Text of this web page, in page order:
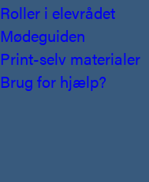
Roller i elevrådet
Mødeguiden
Print-selv materialer
Brug for hjælp?